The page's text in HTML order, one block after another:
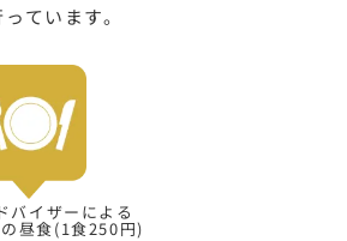
ています。
バイザーによる
昼食(1食250円)